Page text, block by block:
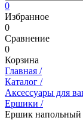
0
Избранное
0
Сравнение
0
Корзина
Главная /
Каталог /
Аксессуары для
Ершики /
Ершик напольный